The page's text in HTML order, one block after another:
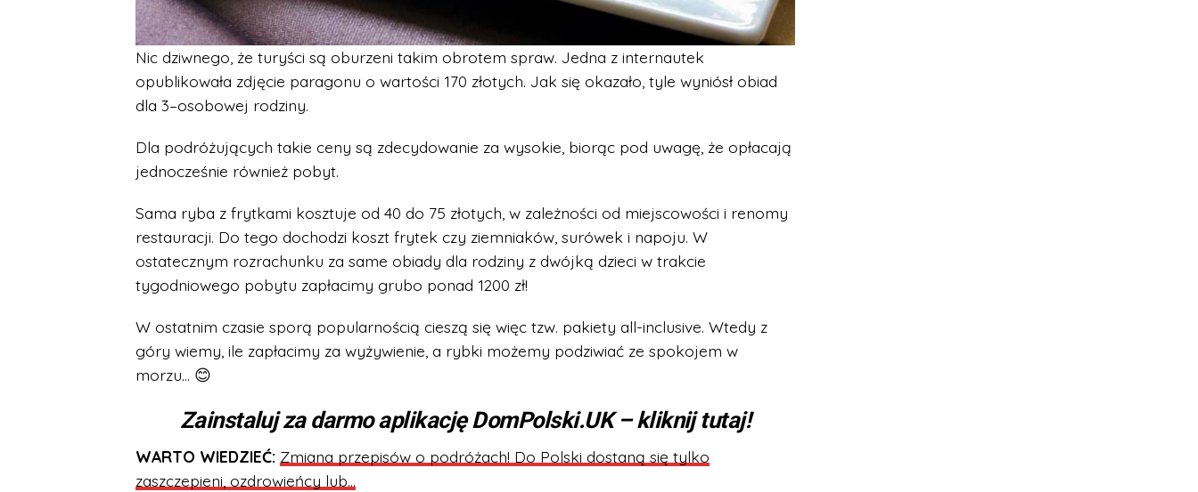
Nic dziwnego, że turyści są oburzeni takim obrotem spraw. Jedna z internautek
opublikowała zdjęcie paragonu o wartości 170 złotych. Jak się okazało, tyle wyniósł obiad
dla 3–osobowej rodziny.
Dla podróżujących takie ceny są zdecydowanie za wysokie, biorąc pod uwagę, że opłacają
jednocześnie również pobyt.
Sama ryba z frytkami kosztuje od 40 do 75 złotych, w zależności od miejscowości i renomy
restauracji. Do tego dochodzi koszt frytek czy ziemniaków, surówek i napoju. W
ostatecznym rozrachunku za same obiady dla rodziny z dwójką dzieci w trakcie
tygodniowego pobytu zapłacimy grubo ponad 1200 zł!
W ostatnim czasie sporą popularnością cieszą się więc tzw. pakiety all-inclusive. Wtedy z
góry wiemy, ile zapłacimy za wyżywienie, a rybki możemy podziwiać ze spokojem w
morzu… 😊
Zainstaluj za darmo aplikację DomPolski.UK – kliknij tutaj!
WARTO WIEDZIEĆ: Zmiana przepisów o podróżach! Do Polski dostaną się tylko
zaszczepieni, ozdrowieńcy lub…